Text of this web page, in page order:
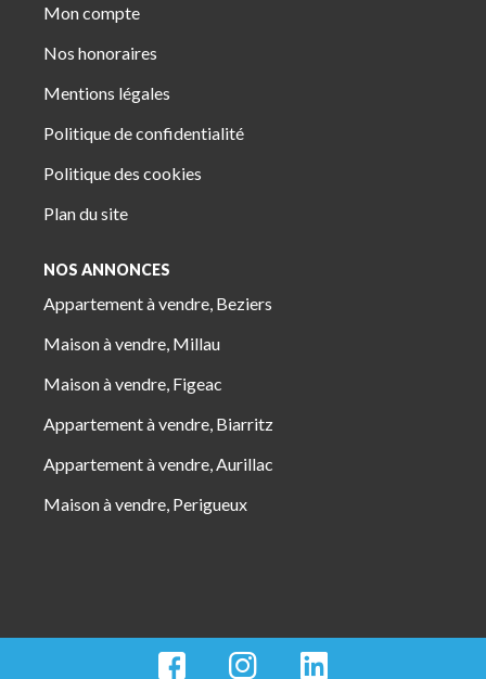
Mon compte
Nos honoraires
Mentions légales
Politique de confidentialité
Politique des cookies
Plan du site
NOS ANNONCES
Appartement à vendre, Beziers
Maison à vendre, Millau
Maison à vendre, Figeac
Appartement à vendre, Biarritz
Appartement à vendre, Aurillac
Maison à vendre, Perigueux